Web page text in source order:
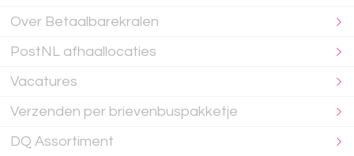
Over Betaalbarekralen
PostNL afhaallocaties
Vacatures
Verzenden per brievenbuspakketje
DQ Assortiment